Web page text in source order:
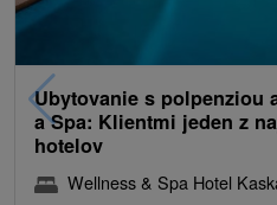
Ubytovanie s polpenziou
a Spa: Klientmi jeden z
hotelov
Wellness & Spa Hotel